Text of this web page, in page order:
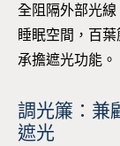
全阻隔外部光
睡眠空間，百
承擔遮光功能。
調光簾：兼
遮光